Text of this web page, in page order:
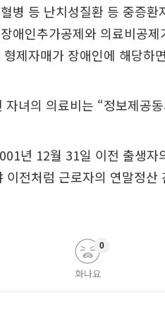
병 등 난치성질환 등 중증
애인추가공제와 의료비공
제자매가 장애인에 해당하
자녀의 의료비는 “정보제공
년 12월 31일 이전 출생
이전처럼 근로자의 연말정
화나요
0